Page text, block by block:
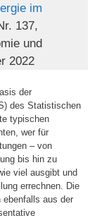
im
137,
und
2022
der
des Statistischen
typischen
wer für
– von
bis hin zu
viel ausgibt und
errechnen. Die
ebenfalls aus der